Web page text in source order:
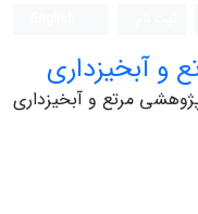
و آبخیزداری
مرتع و آبخیزداری